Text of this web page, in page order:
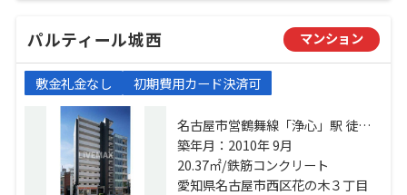
パルティール城西 マンション
敷金礼金なし 初期費用カード決済可
名古屋市営鶴舞線「浄心」駅 徒歩1
分 名古屋市営鶴舞線「浅間町」
駅 徒歩13分 名古屋市営名城線「名
城公園」駅 徒歩19分
築年月：2010年 9月
20.37㎡/鉄筋コンクリート
愛知県名古屋市西区花の木３丁目